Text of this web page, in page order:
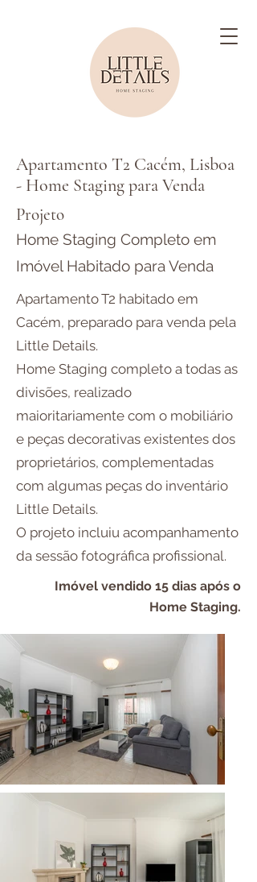
Apartamento T2 Cacém, Lisboa
- Home Staging para Venda
Projeto
Home Staging Completo em
Imóvel Habitado para Venda
Apartamento T2 habitado em
Cacém, preparado para venda pela
Little Details.
Home Staging completo a todas as
divisões, realizado
maioritariamente com o mobiliário
e peças decorativas existentes dos
proprietários, complementadas
com algumas peças do inventário
Little Details.
O projeto incluiu acompanhamento
da sessão fotográfica profissional.
Imóvel vendido 15 dias após o
Home Staging.